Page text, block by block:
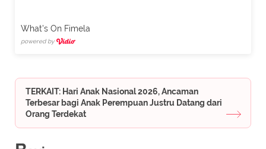
What's On Fimela
powered by
TERKAIT: Hari Anak Nasional 2026, Ancaman
Terbesar bagi Anak Perempuan Justru Datang dari
Orang Terdekat